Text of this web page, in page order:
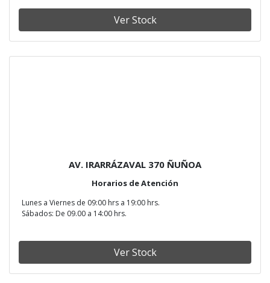
Ver Stock
AV. IRARRÁZAVAL 370 ÑUÑOA
Horarios de Atención
Lunes a Viernes de 09:00 hrs a 19:00 hrs.
Sábados: De 09.00 a 14:00 hrs.
Ver Stock